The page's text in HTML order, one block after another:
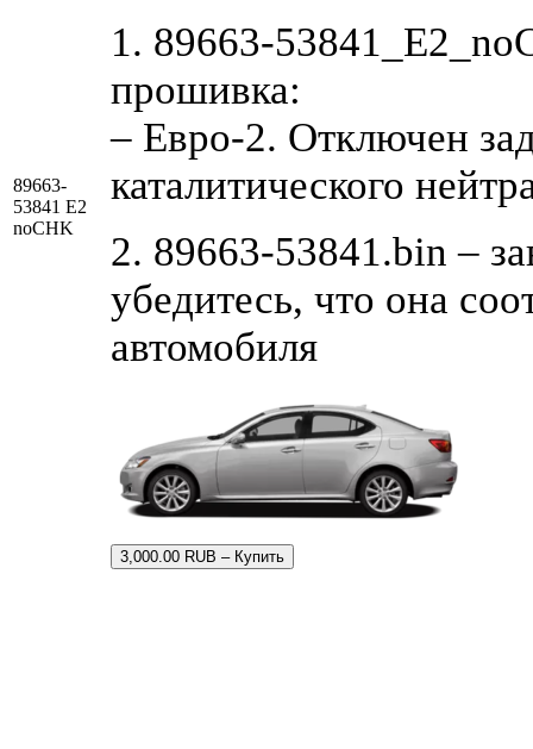
89663-
53841 E2
noCHK
1. 89663-
прошивка:
– Евро-2. Отключен
каталитического
2. 89663-53841.bin –
убедитесь, что она
автомобиля
3,000.00 RUB – Купить